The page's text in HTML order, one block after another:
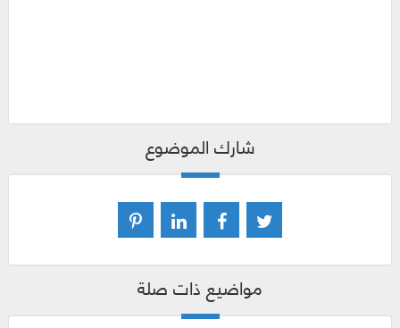
شارك الموضوع
مواضيع ذات صلة